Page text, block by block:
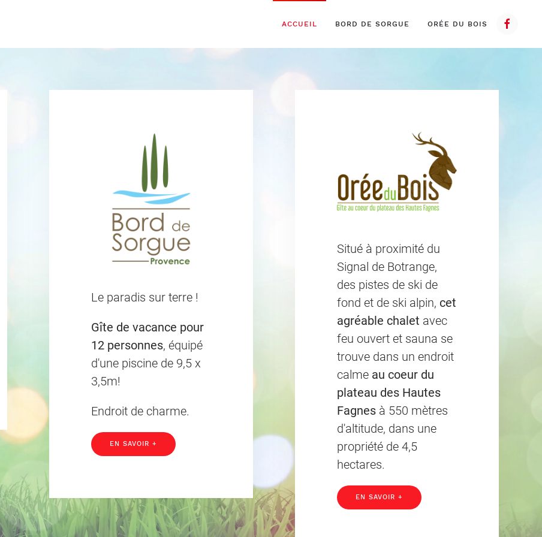
ACCUEIL BORD DE SORGUE ORÉE DU BOIS
Le paradis sur terre !
Gîte de vacance pour
12 personnes, équipé
d'une piscine de 9,5 x
3,5m!
Endroit de charme.
EN SAVOIR +
Situé à proximité du
Signal de Botrange,
des pistes de ski de
fond et de ski alpin, cet
agréable chalet avec
feu ouvert et sauna se
trouve dans un endroit
calme au coeur du
plateau des Hautes
Fagnesà 550 mètres
d'altitude, dans une
propriété de 4,5
hectares.
EN SAVOIR +